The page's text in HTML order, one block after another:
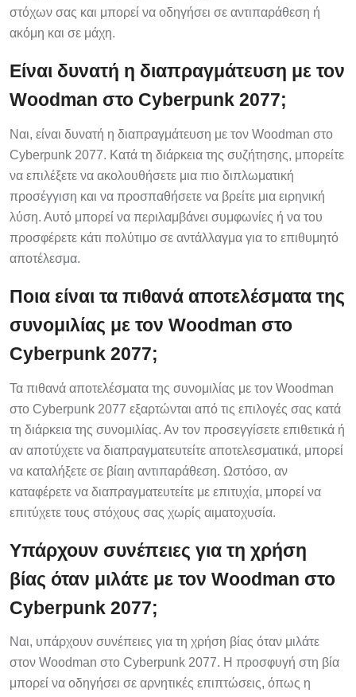
στόχων σας και μπορεί να οδηγήσει σε αντιπαράθεση ή
ακόμη και σε μάχη.
Είναι δυνατή η διαπραγμάτευση με τον
Woodman στο Cyberpunk 2077;
Ναι, είναι δυνατή η διαπραγμάτευση με τον Woodman στο
Cyberpunk 2077. Κατά τη διάρκεια της συζήτησης, μπορείτε
να επιλέξετε να ακολουθήσετε μια πιο διπλωματική
προσέγγιση και να προσπαθήσετε να βρείτε μια ειρηνική
λύση. Αυτό μπορεί να περιλαμβάνει συμφωνίες ή να του
προσφέρετε κάτι πολύτιμο σε αντάλλαγμα για το επιθυμητό
αποτέλεσμα.
Ποια είναι τα πιθανά αποτελέσματα της
συνομιλίας με τον Woodman στο
Cyberpunk 2077;
Τα πιθανά αποτελέσματα της συνομιλίας με τον Woodman
στο Cyberpunk 2077 εξαρτώνται από τις επιλογές σας κατά
τη διάρκεια της συνομιλίας. Αν τον προσεγγίσετε επιθετικά ή
αν αποτύχετε να διαπραγματευτείτε αποτελεσματικά, μπορεί
να καταλήξετε σε βίαιη αντιπαράθεση. Ωστόσο, αν
καταφέρετε να διαπραγματευτείτε με επιτυχία, μπορεί να
επιτύχετε τους στόχους σας χωρίς αιματοχυσία.
Υπάρχουν συνέπειες για τη χρήση
βίας όταν μιλάτε με τον Woodman στο
Cyberpunk 2077;
Ναι, υπάρχουν συνέπειες για τη χρήση βίας όταν μιλάτε
στον Woodman στο Cyberpunk 2077. Η προσφυγή στη βία
μπορεί να οδηγήσει σε αρνητικές επιπτώσεις, όπως η